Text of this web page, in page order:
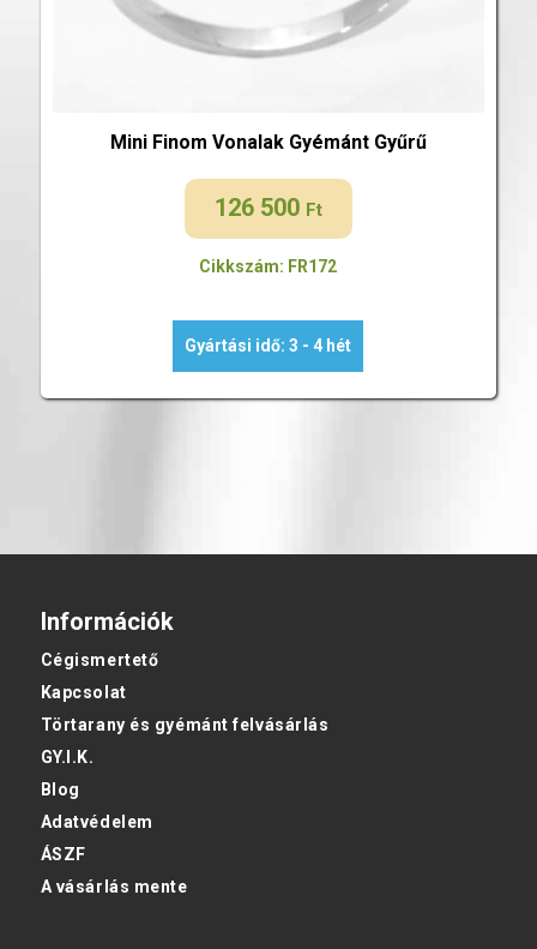
Mini Finom Vonalak Gyémánt Gyűrű
126 500 Ft
Cikkszám: FR172
Gyártási idő: 3 - 4 hét
Információk
Cégismertető
Kapcsolat
Törtarany és gyémánt felvásárlás
GY.I.K.
Blog
Adatvédelem
ÁSZF
A vásárlás mente